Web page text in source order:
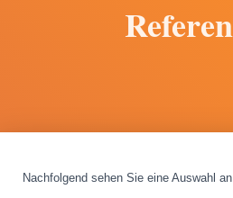
Nachfolgend sehen Sie eine Auswahl